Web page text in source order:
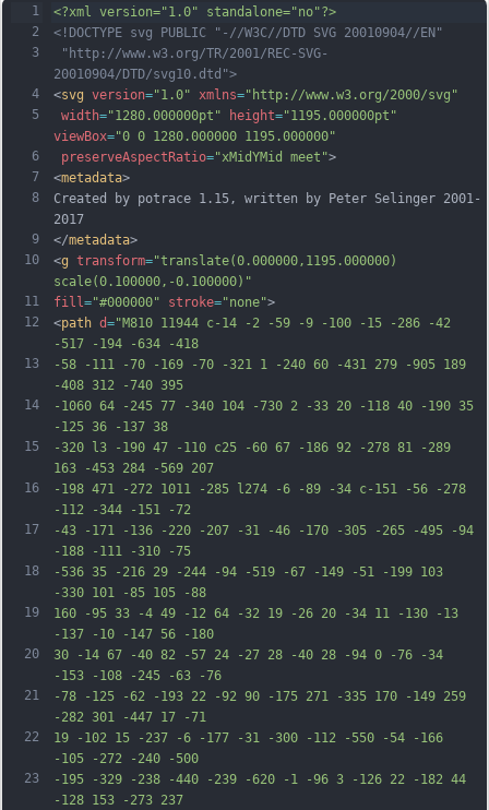
1
2
3
4
5
6
7
8
9
10
11
12
13
14
15
16
17
18
19
20
21
22
23
<?xml version="1.0" standalone="no"?>
<!DOCTYPE svg PUBLIC "-//W3C//DTD SVG 20010904//EN"
"http://www.w3.org/TR/2001/REC-SVG-
20010904/DTD/svg10.dtd">
<svg version="1.0" xmlns="http://www.w3.org/2000/svg"
width="1280.000000pt" height="1195.000000pt"
viewBox="0 0 1280.000000 1195.000000"
preserveAspectRatio="xMidYMid meet">
<metadata>
Created by potrace 1.15, written by Peter Selinger 2001-
2017
</metadata>
<g transform="translate(0.000000,1195.000000)
scale(0.100000,-0.100000)"
fill ="#000000" stroke="none">
<path d="M810 11944 c-14 -2 -59 -9 -100 -15 -286 -42
-517 -194 -634 -418
-58 -111 -70 -169 -70 -321 1 -240 60 -431 279 -905 189
-408 312 -740 395
-1060 64 -245 77 -340 104 -730 2 -33 20 -118 40 -190 35
-125 36 -137 38
-320 l3 -190 47 -110 c25 -60 67 -186 92 -278 81 -289
163 -453 284 -569 207
-198 471 -272 1011 -285 l274 -6 -89 -34 c-151 -56 -278
-112 -344 -151 -72
-43 -171 -136 -220 -207 -31 -46 -170 -305 -265 -495 -94
-188 -111 -310 -75
-536 35 -216 29 -244 -94 -519 -67 -149 -51 -199 103
-330 101 -85 105 -88
160 -95 33 -4 49 -12 64 -32 19 -26 20 -34 11 -130 -13
-137 -10 -147 56 -180
30 -14 67 -40 82 -57 24 -27 28 -40 28 -94 0 -76 -34
-153 -108 -245 -63 -76
-78 -125 -62 -193 22 -92 90 -175 271 -335 170 -149 259
-282 301 -447 17 -71
19 -102 15 -237 -6 -177 -31 -300 -112 -550 -54 -166
-105 -272 -240 -500
-195 -329 -238 -440 -239 -620 -1 -96 3 -126 22 -182 44
-128 153 -273 237